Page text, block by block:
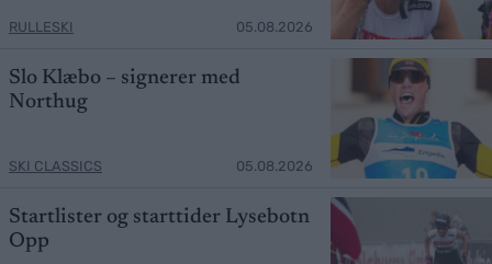
RULLESKI 05.08.2026
Slo Klæbo – signerer med
Northug
SKI CLASSICS 05.08.2026
Startlister og starttider Lysebotn
Opp